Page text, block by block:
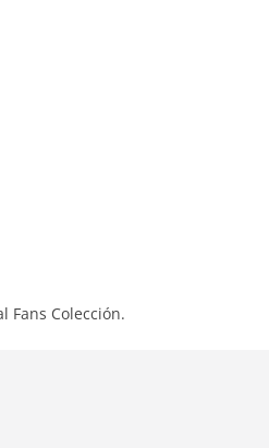
Fans Colección.